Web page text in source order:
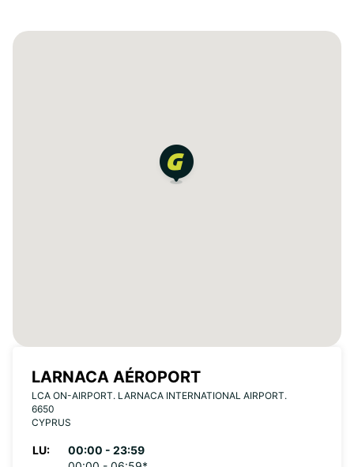
LARNACA AÉROPORT
LCA ON-AIRPORT. LARNACA INTERNATIONAL AIRPORT.
6650
CYPRUS
LU:
00:00 - 23:59